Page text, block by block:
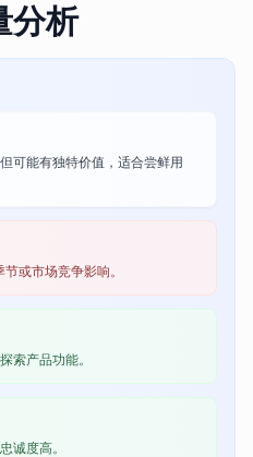
分析
可能有独特价值，适合尝鲜用
或市场竞争影响。
索产品功能。
诚度高。